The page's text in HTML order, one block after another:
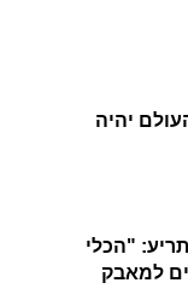
יהיה
"הכלי
למאבק